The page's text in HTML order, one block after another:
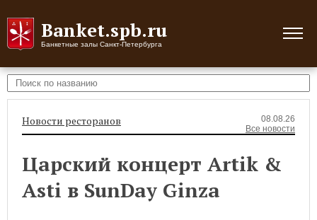
Banket.spb.ru
Банкетные залы Санкт-Петербурга
Новости ресторанов
08.08.26
Все новости
Царский концерт Artik &
Asti в SunDay Ginza